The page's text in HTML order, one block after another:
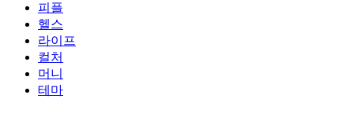
피플
헬스
라이프
컬처
머니
테마